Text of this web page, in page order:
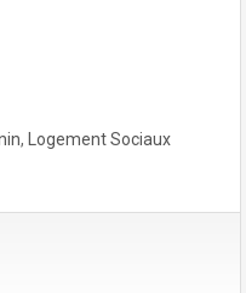
, Logement Sociaux